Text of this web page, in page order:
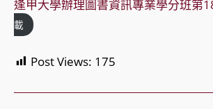
逢甲大學辦理圖書資訊專業學分班第
載
Post Views: 175